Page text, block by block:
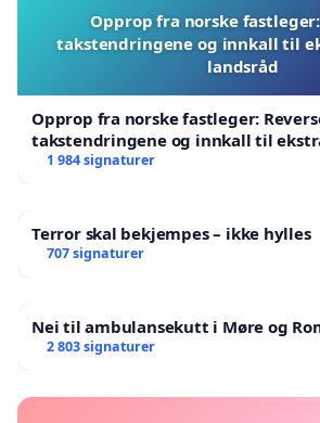
Opprop fra norske
takstendringene og innkall til
landsråd
Opprop fra norske fastleger:
takstendringene og innkall til
landsråd
1 984 signaturer
Terror skal bekjempes – ikke hylles
707 signaturer
Nei til ambulansekutt i Møre og
2 803 signaturer